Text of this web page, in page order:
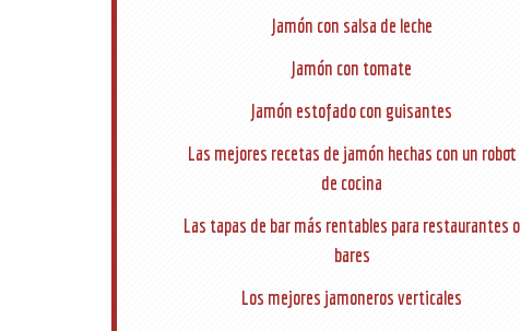
Jamón con salsa de leche
Jamón con tomate
Jamón estofado con guisantes
Las mejores recetas de jamón hechas con un robot
de cocina
Las tapas de bar más rentables para restaurantes o
bares
Los mejores jamoneros verticales